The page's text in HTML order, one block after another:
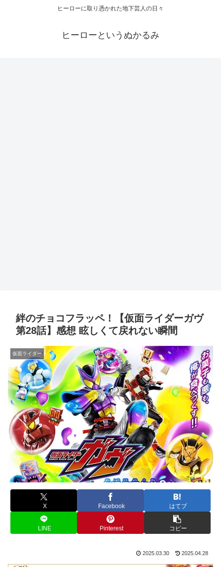
ヒーローに取り憑かれた地下芸人の日々
ヒーローというぬかるみ
絆のチョコフラッペ！【仮面ライダーガヴ
第28話】感想 眩しくて戻れない瞬間
仮面ライダー
X Facebook はてブ
LINE Pinterest コピー
2025.03.30 2025.04.28